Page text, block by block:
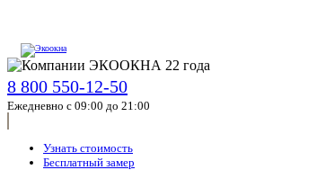
8 800 550-12-50
Ежедневно с 09:00 до 21:00
Узнать стоимость
Бесплатный замер